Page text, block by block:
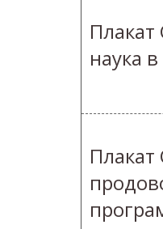
наука
Плакат